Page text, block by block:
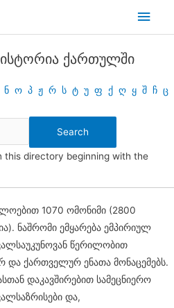
Main
ქართულში
ნ ო პ ჟ რ ს ტ უ ფ ქ ღ ყ შ ჩ ც
this directory beginning with the
1070 ომონიმი (2800
ნაშრომი ემყარება ემპირიულ
წერილობით
ქართველურ ენათა მონაცემებს.
დაკავშირებით სამეცნიერო
და,